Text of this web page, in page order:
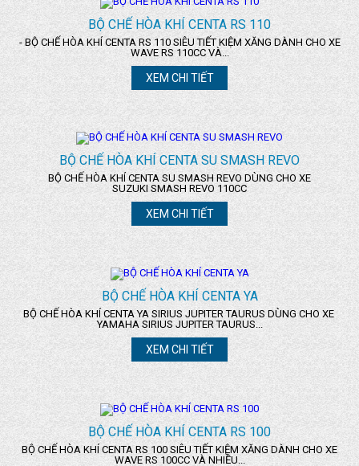
BỘ CHẾ HÒA KHÍ CENTA RS 110
- BỘ CHẾ HÒA KHÍ CENTA RS 110 SIÊU TIẾT KIỆM XĂNG DÀNH CHO XE
WAVE RS 110CC VÀ...
XEM CHI TIẾT
BỘ CHẾ HÒA KHÍ CENTA SU SMASH REVO
BỘ CHẾ HÒA KHÍ CENTA SU SMASH REVO DÙNG CHO XE
SUZUKI SMASH REVO 110CC
XEM CHI TIẾT
BỘ CHẾ HÒA KHÍ CENTA YA
BỘ CHẾ HÒA KHÍ CENTA YA SIRIUS JUPITER TAURUS DÙNG CHO XE
YAMAHA SIRIUS JUPITER TAURUS...
XEM CHI TIẾT
BỘ CHẾ HÒA KHÍ CENTA RS 100
BỘ CHẾ HÒA KHÍ CENTA RS 100 SIÊU TIẾT KIỆM XĂNG DÀNH CHO XE
WAVE RS 100CC VÀ NHIỀU...